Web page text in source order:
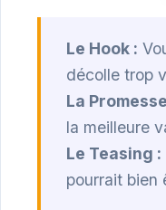
Le Hook :
décolle trop
La
la meilleure
Le Teasing :
pourrait bien